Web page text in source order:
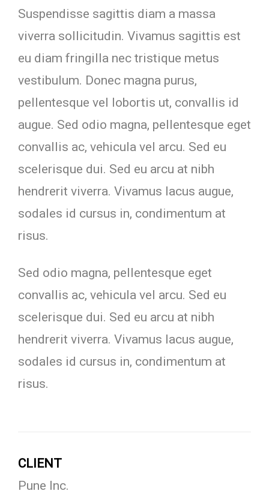
Suspendisse sagittis diam a massa
viverra sollicitudin. Vivamus sagittis est
eu diam fringilla nec tristique metus
vestibulum. Donec magna purus,
pellentesque vel lobortis ut, convallis id
augue. Sed odio magna, pellentesque eget
convallis ac, vehicula vel arcu. Sed eu
scelerisque dui. Sed eu arcu at nibh
hendrerit viverra. Vivamus lacus augue,
sodales id cursus in, condimentum at
risus.
Sed odio magna, pellentesque eget
convallis ac, vehicula vel arcu. Sed eu
scelerisque dui. Sed eu arcu at nibh
hendrerit viverra. Vivamus lacus augue,
sodales id cursus in, condimentum at
risus.
CLIENT
Pune Inc.